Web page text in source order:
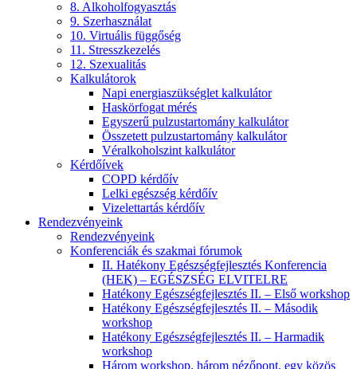
8. Alkoholfogyasztás
9. Szerhasználat
10. Virtuális függőség
11. Stresszkezelés
12. Szexualitás
Kalkulátorok
Napi energiaszükséglet kalkulátor
Haskörfogat mérés
Egyszerű pulzustartomány kalkulátor
Összetett pulzustartomány kalkulátor
Véralkoholszint kalkulátor
Kérdőívek
COPD kérdőív
Lelki egészség kérdőív
Vizelettartás kérdőív
Rendezvényeink
Rendezvényeink
Konferenciák és szakmai fórumok
II. Hatékony Egészségfejlesztés Konferencia
(HEK) – EGÉSZSÉG ELVITELRE
Hatékony Egészségfejlesztés II. – Első workshop
Hatékony Egészségfejlesztés II. – Második
workshop
Hatékony Egészségfejlesztés II. – Harmadik
workshop
Három workshop, három nézőpont, egy közös